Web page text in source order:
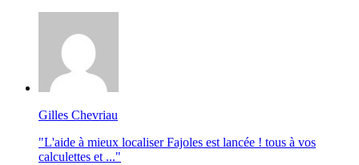
Gilles Chevriau
"L'aide à mieux localiser Fajoles est lancée ! tous à vos
calculettes et ..."